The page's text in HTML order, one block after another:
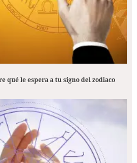
qué le espera a tu signo del zodiaco